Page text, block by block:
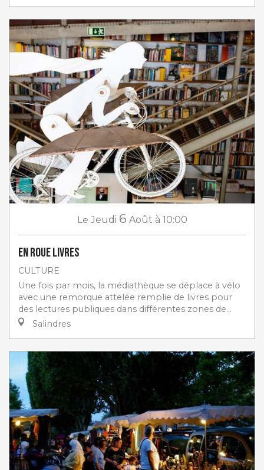
Le Jeudi 6 Août à 10:00
En roue livres
CULTURE
Une fois par mois, la médiathèque se déplace à vélo
avec une remorque attelée remplie de livres pour
des lectures publiques dans différentes zones de...
Salindres